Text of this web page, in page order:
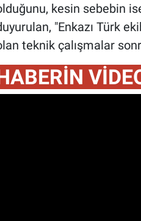
kesin sebebin
"Enkazı Türk
teknik çalışmalar